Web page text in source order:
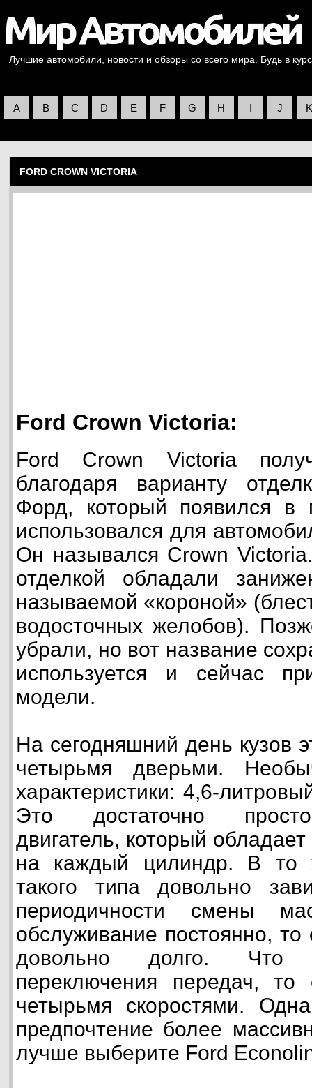
Лучшие автомобили, новости и обзоры со всего мира. Будь в
A B C D E F G H I J K
FORD CROWN VICTORIA
Ford Crown Victoria:
Ford Crown Victoria
благодаря варианту
Форд, который появился в
использовался для
Он назывался Crown
отделкой обладали
называемой «короной»
водосточных желобов).
убрали, но вот название
используется и сейчас
модели.
На сегодняшний день кузов
четырьмя дверьми.
характеристики: 4,6-
Это достаточно
двигатель, который
на каждый цилиндр. В то
такого типа довольно
периодичности смены
обслуживание постоянно,
довольно долго. Что
переключения передач,
четырьмя скоростями.
предпочтение более
лучше выберите Ford